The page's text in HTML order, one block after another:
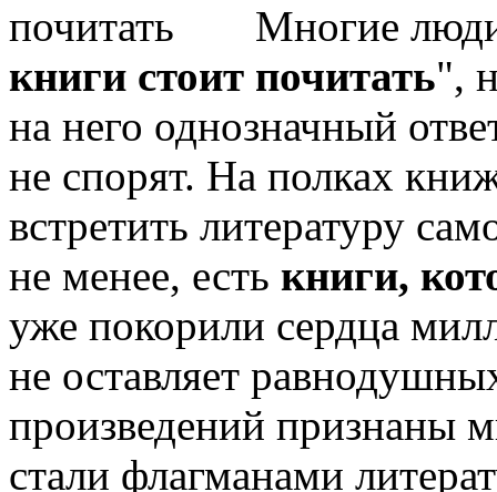
Многие
книги стоит почитать",
на него однозначный
не спорят. На полках
встретить литературу
не менее, есть книги,
уже покорили сердца
не оставляет
произведений признаны
стали флагманами